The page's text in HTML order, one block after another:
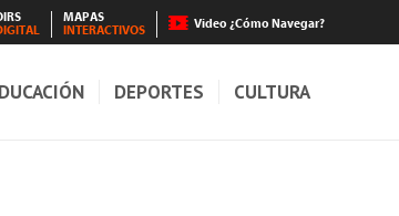
MAPAS
INTERACTIVOS
Video ¿Cómo Navegar?
DEPORTES CULTURA